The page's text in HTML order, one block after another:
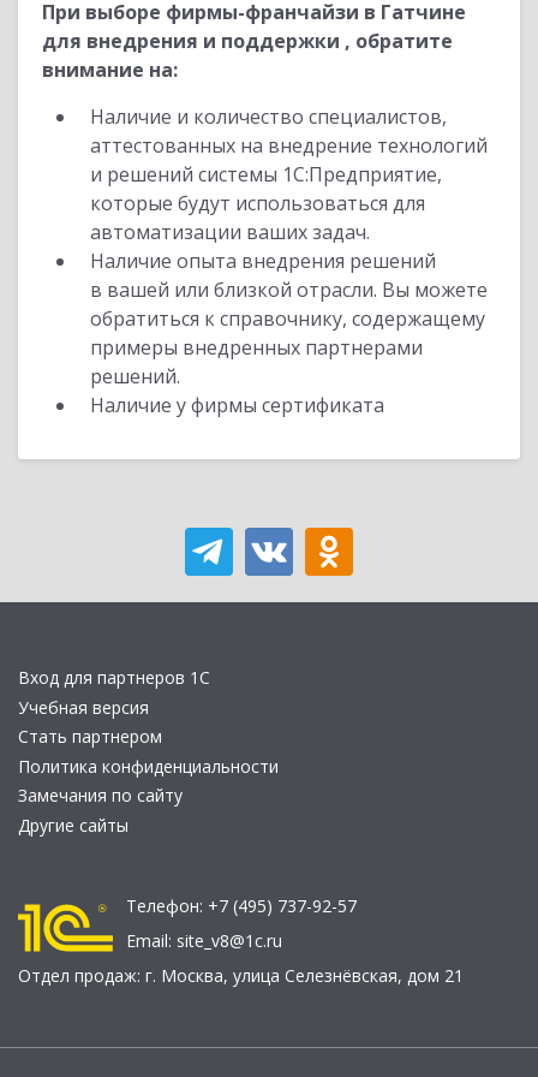
При выборе фирмы-франчайзи в Гатчине
для внедрения и поддержки , обратите
внимание на:
Наличие и количество специалистов,
аттестованных на внедрение технологий
и решений системы 1С:Предприятие,
которые будут использоваться для
автоматизации ваших задач.
Наличие опыта внедрения решений
в вашей или близкой отрасли. Вы можете
обратиться к справочнику, содержащему
примеры внедренных партнерами
решений.
Наличие у фирмы сертификата
Вход для партнеров 1С
Учебная версия
Стать партнером
Политика конфиденциальности
Замечания по сайту
Другие сайты
Телефон: +7 (495) 737-92-57
Email: site_v8@1c.ru
Отдел продаж: г. Москва, улица Селезнёвская, дом 21